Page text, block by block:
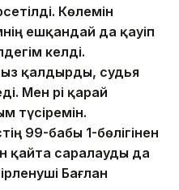
Көлемін
ешқандай да қауіп
келді.
қалдырды, судья
Мен әрі қарай
түсіремін.
99-бабы 1-бөлігінен
қайта саралауды да
Бағлан